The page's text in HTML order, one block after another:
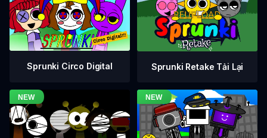
Sprunki Circo Digital Sprunki Retake Tải Lại